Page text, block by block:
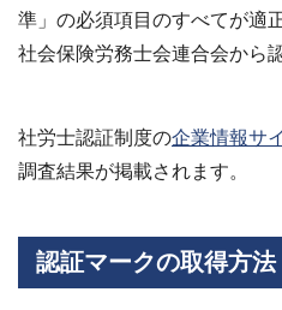
準」の必須項目のすべてが適
社会保険労務士会連合会から
社労士認証制度の企業情報サ
調査結果が掲載されます。
認証マークの取得方法